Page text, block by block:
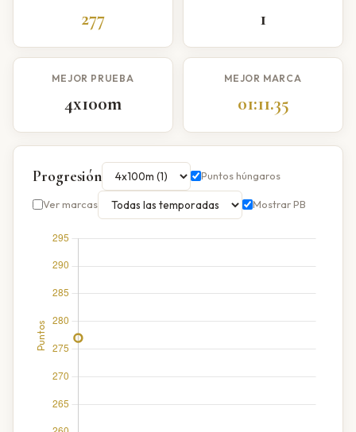
277 1
MEJOR PRUEBA
4x100m
MEJOR MARCA
01:11.35
Progresión Puntos húngaros
Ver marcas Mostrar PB